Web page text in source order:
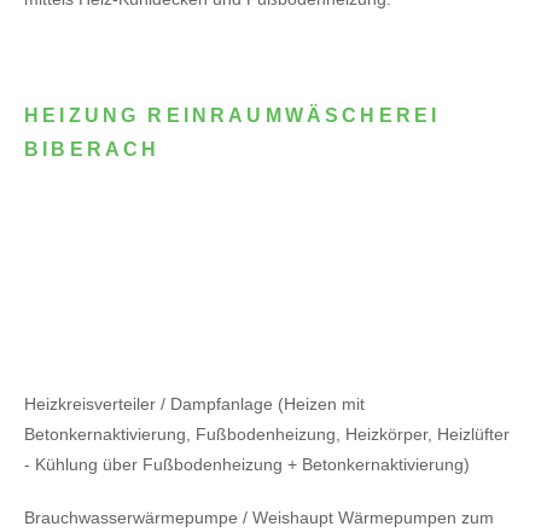
HEIZUNG REINRAUMWÄSCHEREI
BIBERACH
Heizkreisverteiler / Dampfanlage (Heizen mit
Betonkernaktivierung, Fußbodenheizung, Heizkörper, Heizlüfter
- Kühlung über Fußbodenheizung + Betonkernaktivierung)
Brauchwasserwärmepumpe / Weishaupt Wärmepumpen zum